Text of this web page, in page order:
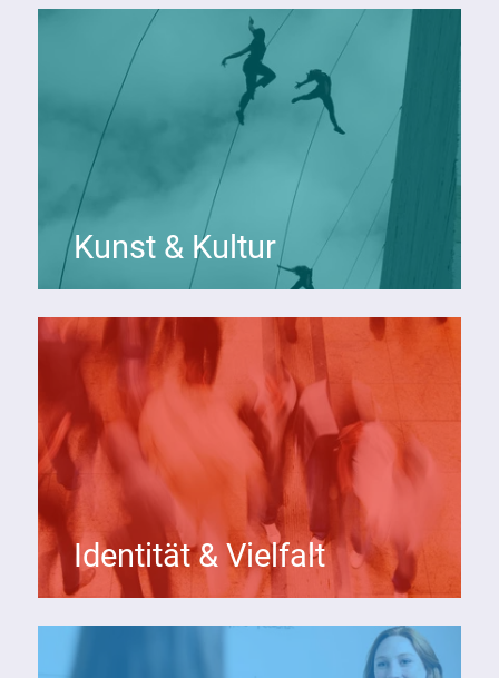
Kunst & Kultur
Identität & Vielfalt